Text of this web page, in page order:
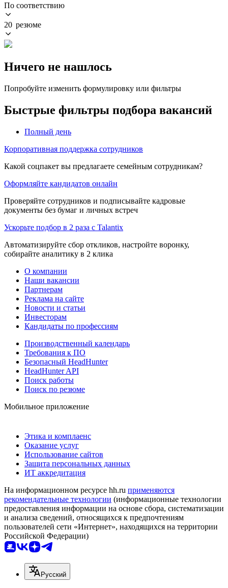
По соответствию
20 резюме
Ничего не нашлось
Попробуйте изменить формулировку или фильтры
Быстрые фильтры подбора вакансий
Полный день
Корпоративная поддержка сотрудников
Какой соцпакет вы предлагаете семейным сотрудникам?
Оформляйте кандидатов онлайн
Проверяйте сотрудников и подписывайте кадровые
документы без бумаг и личных встреч
Ускорьте подбор в 2 раза с Talantix
Автоматизируйте сбор откликов, настройте воронку,
собирайте аналитику в 2 клика
О компании
Наши вакансии
Партнерам
Реклама на сайте
Новости и статьи
Инвесторам
Кандидаты по профессиям
Производственный календарь
Требования к ПО
Безопасный HeadHunter
HeadHunter API
Поиск работы
Поиск по резюме
Мобильное приложение
Этика и комплаенс
Оказание услуг
Использование сайтов
Защита персональных данных
ИТ аккредитация
На информационном ресурсе hh.ru применяются
рекомендательные технологии (информационные технологии
предоставления информации на основе сбора, систематизации
и анализа сведений, относящихся к предпочтениям
пользователей сети «Интернет», находящихся на территории
Российской Федерации)
Русский